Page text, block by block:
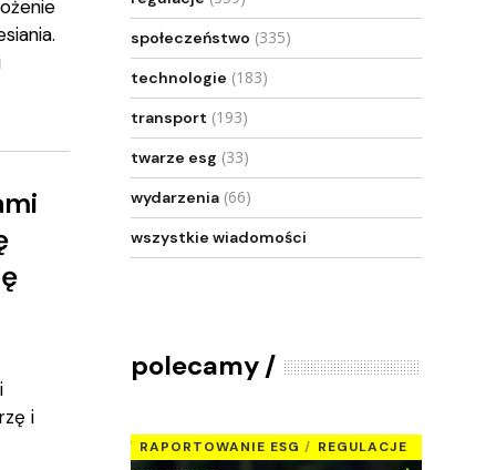
i
społeczeństwo (335)
technologie (183)
transport (193)
twarze esg (33)
wydarzenia (66)
wszystkie wiadomości
polecamy
RAPORTOWANIE ESG REGULACJE